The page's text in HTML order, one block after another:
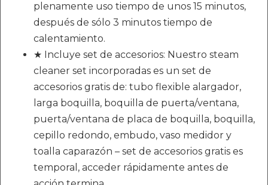
plenamente uso tiempo de unos 15 minutos,
después de sólo 3 minutos tiempo de
calentamiento.
★ Incluye set de accesorios: Nuestro steam
cleaner set incorporadas es un set de
accesorios gratis de: tubo flexible alargador,
larga boquilla, boquilla de puerta/ventana,
puerta/ventana de placa de boquilla, boquilla,
cepillo redondo, embudo, vaso medidor y
toalla caparazón – set de accesorios gratis es
temporal, acceder rápidamente antes de